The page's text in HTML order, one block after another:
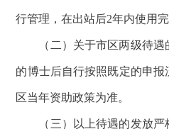
行管理，在出站后2年内使用
（二） 关于市区两级待
的博士后自行按照既定的申报
区当年资助政策为准。
（三） 以上待遇的发放